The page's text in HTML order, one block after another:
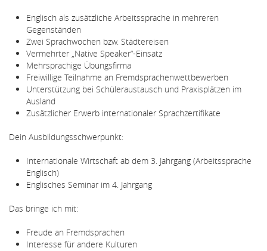
Englisch als zusätzliche Arbeitssprache in mehreren
Gegenständen
Zwei Sprachwochen bzw. Städtereisen
Vermehrter „Native Speaker“-Einsatz
Mehrsprachige Übungsfirma
Freiwillige Teilnahme an Fremdsprachenwettbewerben
Unterstützung bei Schüleraustausch und Praxisplätzen im
Ausland
Zusätzlicher Erwerb internationaler Sprachzertifikate
Dein Ausbildungsschwerpunkt:
Internationale Wirtschaft ab dem 3. Jahrgang (Arbeitssprache
Englisch)
Englisches Seminar im 4. Jahrgang
Das bringe ich mit:
Freude an Fremdsprachen
Interesse für andere Kulturen